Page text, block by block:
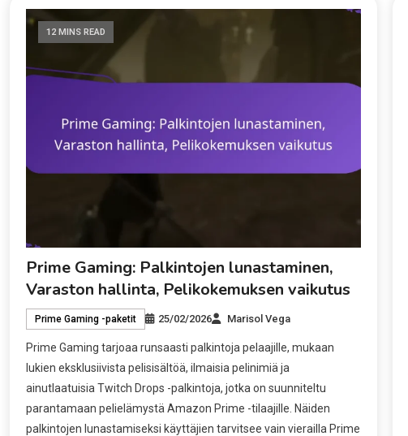
12 MINS READ
Prime Gaming: Palkintojen lunastaminen,
Varaston hallinta, Pelikokemuksen vaikutus
Prime Gaming -paketit 25/02/2026 Marisol Vega
Prime Gaming tarjoaa runsaasti palkintoja pelaajille, mukaan
lukien eksklusiivista pelisisältöä, ilmaisia pelinimiä ja
ainutlaatuisia Twitch Drops -palkintoja, jotka on suunniteltu
parantamaan pelielämystä Amazon Prime -tilaajille. Näiden
palkintojen lunastamiseksi käyttäjien tarvitsee vain vierailla Prime